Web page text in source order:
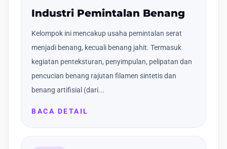
Industri Pemintalan Benang
Kelompok ini mencakup usaha pemintalan serat
menjadi benang, kecuali benang jahit. Termasuk
kegiatan penteksturan, penyimpulan, pelipatan dan
pencucian benang rajutan filamen sintetis dan
benang artifisial (dari...
BACA DETAIL